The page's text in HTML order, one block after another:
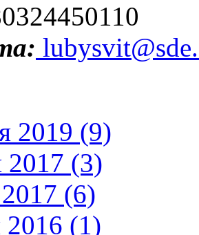
2019 (9)
2017 (3)
2017 (6)
2016 (1)